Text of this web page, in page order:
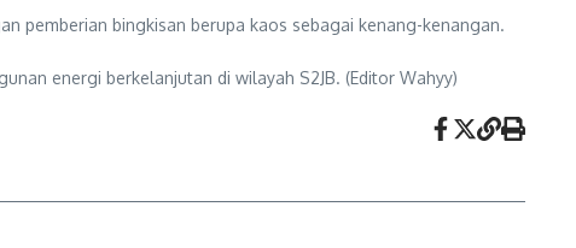
pemberian bingkisan berupa kaos sebagai kenang-kenangan.
energi berkelanjutan di wilayah S2JB. (Editor Wahyy)